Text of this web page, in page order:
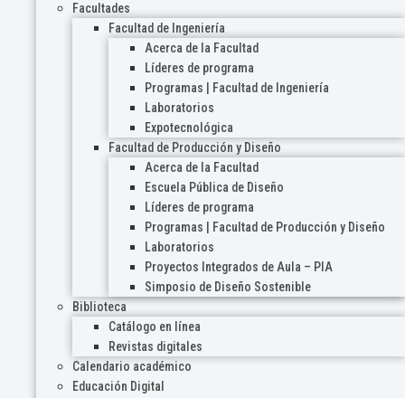
Facultades
Facultad de Ingeniería
Acerca de la Facultad
Líderes de programa
Programas | Facultad de Ingeniería
Laboratorios
Expotecnológica
Facultad de Producción y Diseño
Acerca de la Facultad
Escuela Pública de Diseño
Líderes de programa
Programas | Facultad de Producción y Diseño
Laboratorios
Proyectos Integrados de Aula – PIA
Simposio de Diseño Sostenible
Biblioteca
Catálogo en línea
Revistas digitales
Calendario académico
Educación Digital